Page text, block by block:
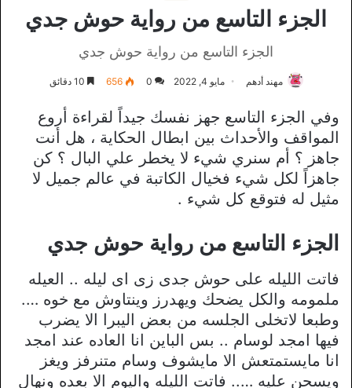
الجزء التاسع من رواية حوش جدي
الجزء التاسع من رواية حوش جدي
مهند أدهم مايو 4, 2022 0
656
وفي الجزء التاسع جهز نفسك جيداً لقراءة أروع
المواقف والأحداث بين ابطال الحكاية ، هل أنت
جاهز ؟ أم سنري شيء لا يخطر علي البال ؟ كن
جاهزاً لكل شيء فخيال الكاتبة في عالم جميل لا
مثيل له فتوقع كل شيء .
الجزء التاسع من رواية حوش جدي
فاتت الليله على حوش جدى زى اى ليله .. العيله
ملمومه والكل يضحك ويهدرز وينتاوش مع خوه ….
وطبعا لاتخلى الجلسه من بعض اليبرا الا يضرب
فيها امجد لوسام .. بس الباين انا العاده عند امجد
انا مايستمتعش الا مايشوف وسام متنرفز ويغز
ويسحن عليه ….. فاتت الليله واليوم الا بعده ونهال